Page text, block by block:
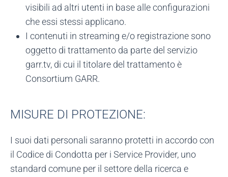
visibili ad altri utenti in base alle configurazioni
che essi stessi applicano.
I contenuti in streaming e/o registrazione sono
oggetto di trattamento da parte del servizio
garr.tv, di cui il titolare del trattamento è
Consortium GARR.
MISURE DI PROTEZIONE:
I suoi dati personali saranno protetti in accordo con
il Codice di Condotta per i Service Provider, uno
standard comune per il settore della ricerca e